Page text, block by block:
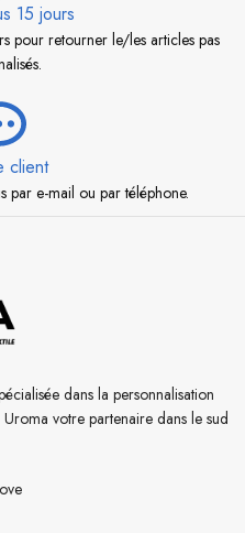
15 jours
pour retourner le/les articles pas
client
par e-mail ou par téléphone.
dans la personnalisation
votre partenaire dans le sud